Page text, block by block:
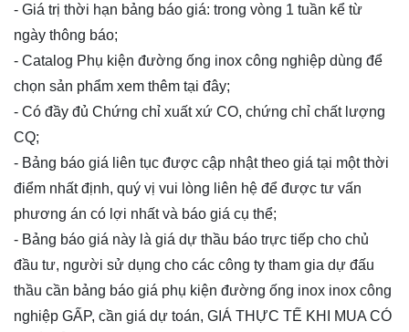
- Giá trị thời hạn bảng báo giá: trong vòng 1 tuần kể từ
ngày thông báo;
- Catalog Phụ kiện đường ống inox công nghiệp dùng để
chọn sản phẩm xem thêm tại đây;
- Có đầy đủ Chứng chỉ xuất xứ CO, chứng chỉ chất lượng
CQ;
- Bảng báo giá liên tục được cập nhật theo giá tại một thời
điểm nhất định, quý vị vui lòng liên hệ để được tư vấn
phương án có lợi nhất và báo giá cụ thể;
- Bảng báo giá này là giá dự thầu báo trực tiếp cho chủ
đầu tư, người sử dụng cho các công ty tham gia dự đấu
thầu cần bảng báo giá phụ kiện đường ống inox inox công
nghiệp GẤP, cần giá dự toán, GIÁ THỰC TẾ KHI MUA CÓ